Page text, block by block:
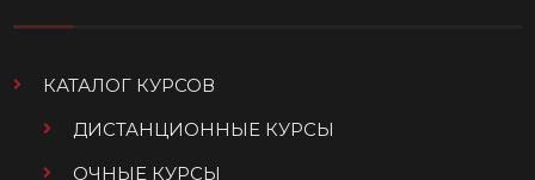
КАТАЛОГ КУРСОВ
ДИСТАНЦИОННЫЕ КУРСЫ
ОЧНЫЕ КУРСЫ